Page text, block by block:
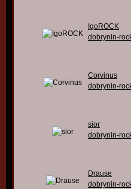
IgoROCK
dobrynin-
Corvinus
dobrynin-
sior
dobrynin-
Drause
dobrynin-